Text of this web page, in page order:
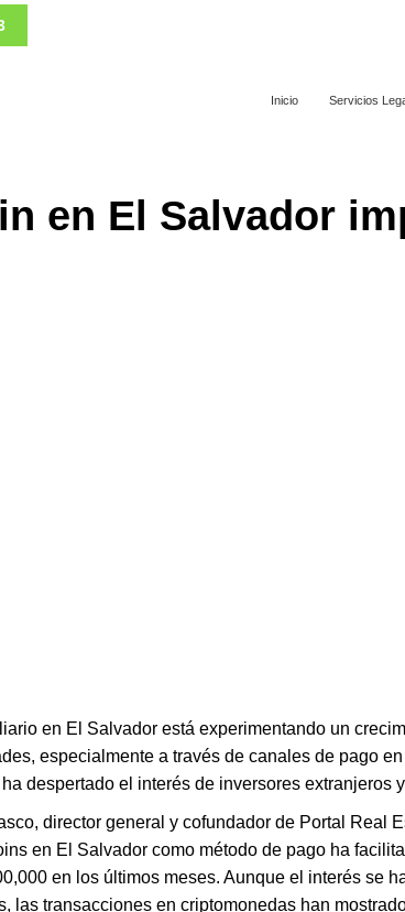
Inicio Servicios
en El Salvador
en El Salvador está experimentando un
especialmente a través de canales de pago
despertado el interés de inversores extranjeros
director general y cofundador de Portal Real
en El Salvador como método de pago ha
en los últimos meses. Aunque el interés se
las transacciones en criptomonedas han